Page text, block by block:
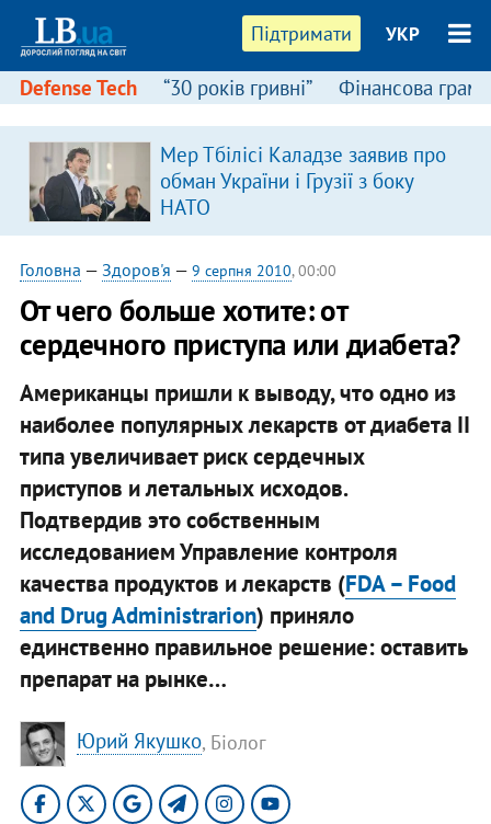
Підтримати УКР
Defense Tech “30 років гривні” Фінансова
Мер Тбілісі Каладзе заявив про
обман України і Грузії з боку
НАТО
Головна — Здоров'я — 9 серпня 2010, 00:00
От чего больше хотите: от
сердечного приступа или диабета?
Американцы пришли к выводу, что одно из
наиболее популярных лекарств от диабета II
типа увеличивает риск сердечных
приступов и летальных исходов.
Подтвердив это собственным
исследованием Управление контроля
качества продуктов и лекарств (FDA – Food
and Drug Administrarion) приняло
единственно правильное решение: оставить
препарат на рынке…
Юрий Якушко, Біолог